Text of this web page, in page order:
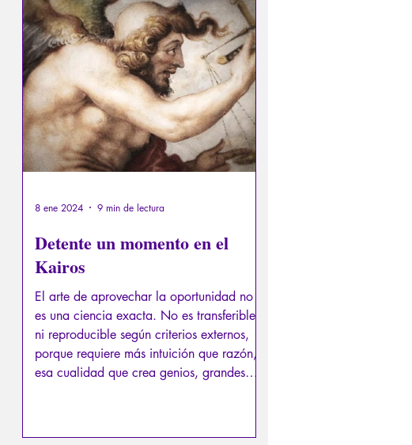
Detente un momento en el
Kairos
El arte de aprovechar la oportunidad no
es una ciencia exacta. No es transferible
ni reproducible según criterios externos,
porque requiere más intuición que razón,
esa cualidad que crea genios, grandes
8 ene 2024 9 min de lectura